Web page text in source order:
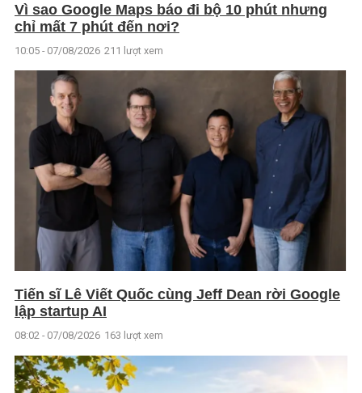
Vì sao Google Maps báo đi bộ 10 phút nhưng
chỉ mất 7 phút đến nơi?
10:05 - 07/08/2026 211 lượt xem
Tiến sĩ Lê Viết Quốc cùng Jeff Dean rời Google
lập startup AI
08:02 - 07/08/2026 163 lượt xem